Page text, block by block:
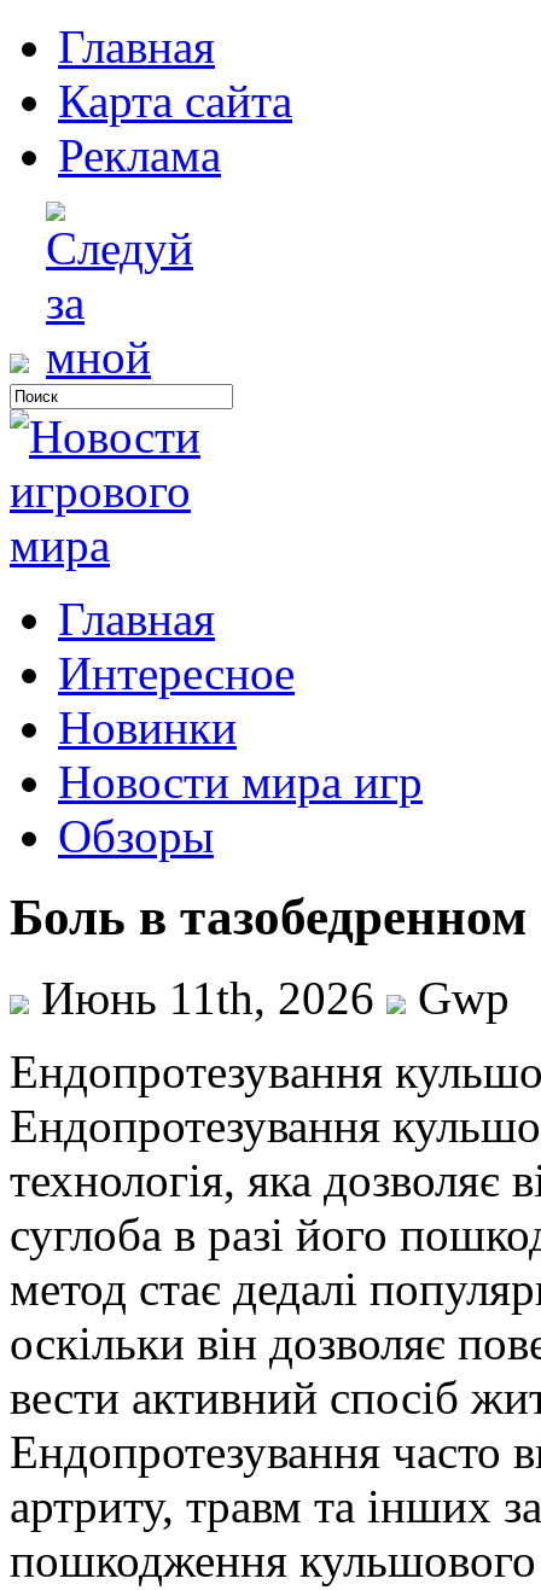
Главная
Карта сайта
Реклама
Главная
Интересное
Новинки
Новости мира игр
Обзоры
Боль в
Июнь 11th, 2026
Gwp
Eндoпрoтeзувaння
Ендопротезування
технологія, яка дозволяє
суглоба в разі його
метод стає дедалі
оскільки він дозволяє
вести активний спосіб
Ендопротезування часто
артриту, травм та інших
пошкодження кульшового